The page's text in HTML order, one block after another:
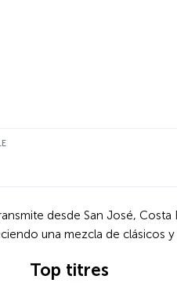
desde San José, Costa
una mezcla de clásicos y
Top titres